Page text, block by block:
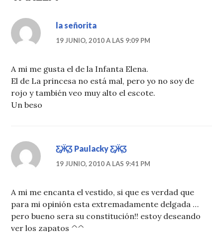
la señorita
19 JUNIO, 2010 A LAS 9:09 PM
A mi me gusta el de la Infanta Elena.
El de La princesa no está mal, pero yo no soy de
rojo y también veo muy alto el escote.
Un beso
Ƹ̵̡Ӝ̵̨̄Ʒ Paulacky Ƹ̵̡Ӝ̵̨̄Ʒ
19 JUNIO, 2010 A LAS 9:41 PM
A mi me encanta el vestido, si que es verdad que
para mi opinión esta extremadamente delgada …
pero bueno sera su constitución!! estoy deseando
ver los zapatos ^^